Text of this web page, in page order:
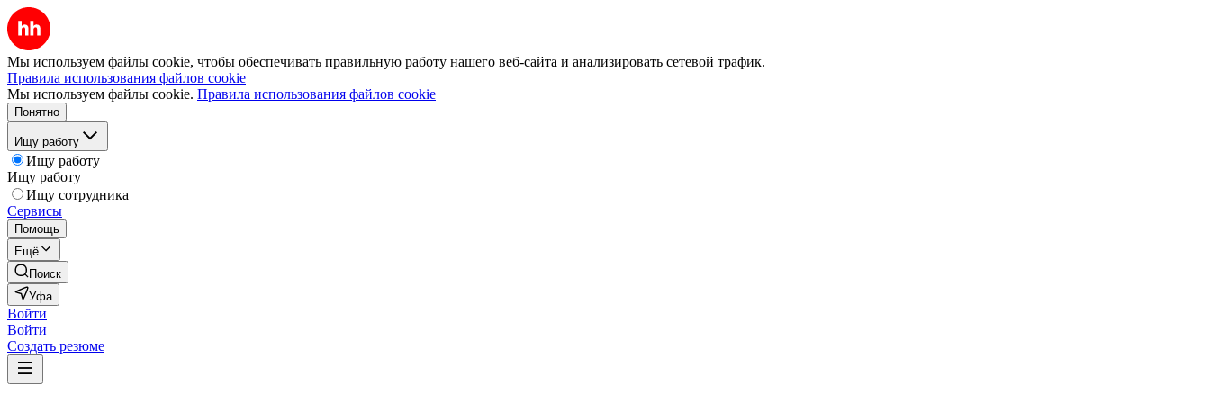
Мы используем файлы cookie, чтобы обеспечивать правильную работу нашего веб-сайта и анализировать сетевой трафик.
Правила использования файлов cookie
Мы используем файлы cookie. Правила использования файлов cookie
Понятно
Ищу работу
Ищу работу
Ищу работу
Ищу сотрудника
Сервисы
Помощь
Ещё
Поиск
Уфа
Войти
Войти
Создать резюме